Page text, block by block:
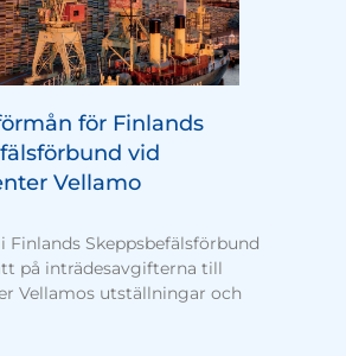
för Finlands
vid
Vellamo
Finlands Skeppsbefälsförbund
på inträdesavgifterna till
Vellamos utställningar och